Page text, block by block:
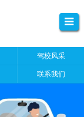
驾校风采
联系我们